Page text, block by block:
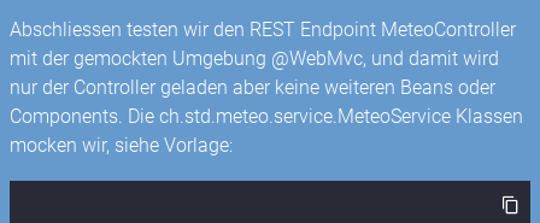
Abschliessen testen wir den REST Endpoint MeteoController
mit der gemockten Umgebung @WebMvc, und damit wird
nur der Controller geladen aber keine weiteren Beans oder
Components. Die ch.std.meteo.service.MeteoService Klassen
mocken wir, siehe Vorlage: